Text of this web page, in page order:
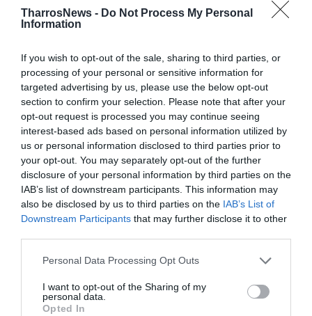
TharrosNews - Do Not Process My Personal
Information
If you wish to opt-out of the sale, sharing to third parties, or
processing of your personal or sensitive information for
targeted advertising by us, please use the below opt-out
section to confirm your selection. Please note that after your
opt-out request is processed you may continue seeing
interest-based ads based on personal information utilized by
us or personal information disclosed to third parties prior to
your opt-out. You may separately opt-out of the further
disclosure of your personal information by third parties on the
IAB’s list of downstream participants. This information may
also be disclosed by us to third parties on the IAB’s List of
Downstream Participants that may further disclose it to other
Personal Data Processing Opt Outs
I want to opt-out of the Sharing of my
personal data.
Opted In
διακεκριμένος γαστρεντερολόγος Σωκράτης Μακρέας
Λουκάκου, παρουσίασαν τα σύγχρονα δεδομένα για
την πρόληψη, τα συμπτώματα που δεν πρέπει να
αγνοούνται, τις διαθέσιμες διαγνωστικές εξετάσεις,
καθώς και το ρόλο της διατροφής και του τρόπου ζωής
στη μείωση του κινδύνου εμφάνισης της νόσου.
Η εκδήλωση περατώθηκε με εποικοδομητικό διάλογο,
τον οποίο συντόνισε ο ιατρός Γεώργιος Πετράκος,
ειδικός σύμβουλος σε θέματα Υγείας του δημάρχου
Μεσσήνης.
ΙΑΤΡΙΚΟΣ ΣΥΛΛΟΓΟΣ ΜΕΣΣΗΝΙΑΣ
ΦΑΡΜΑΚΕΥΤΙΚΟΣ ΣΥΛΛΟΓΟΣ ΜΕΣΣΗΝΙΑΣ